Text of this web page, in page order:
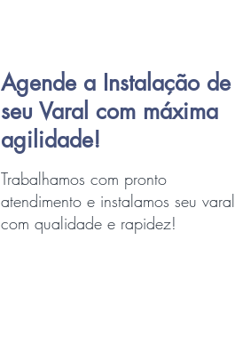
Agende a Instalação de
seu Varal com máxima
agilidade!
Trabalhamos com pronto
atendimento e instalamos seu varal
com qualidade e rapidez!